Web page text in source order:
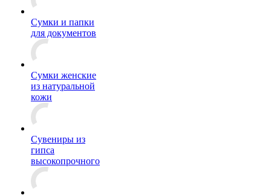
Сумки и папки
для документов
Сумки женские
из натуральной
кожи
Сувениры из
гипса
высокопрочного